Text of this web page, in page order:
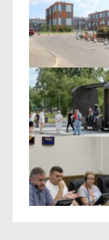
г
а
ц
и
я
п